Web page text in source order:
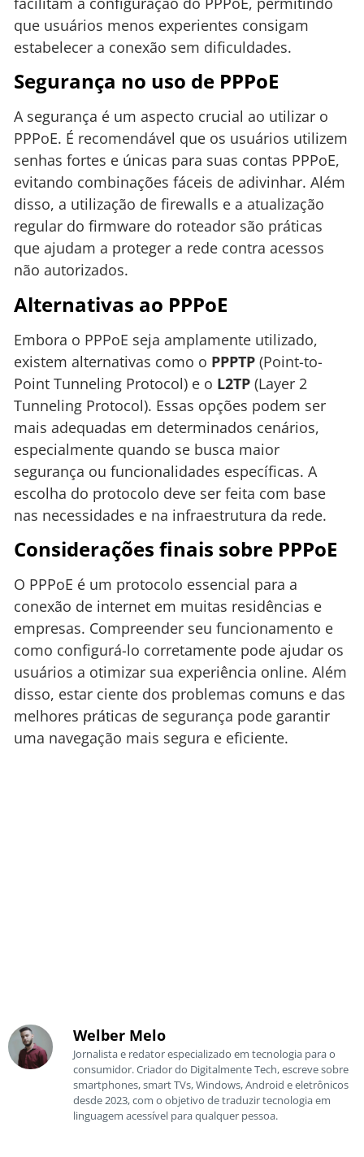
que usuários menos experientes consigam
estabelecer a conexão sem dificuldades.
Segurança no uso de PPPoE
A segurança é um aspecto crucial ao utilizar o
PPPoE. É recomendável que os usuários utilizem
senhas fortes e únicas para suas contas PPPoE,
evitando combinações fáceis de adivinhar. Além
disso, a utilização de firewalls e a atualização
regular do firmware do roteador são práticas
que ajudam a proteger a rede contra acessos
não autorizados.
Alternativas ao PPPoE
Embora o PPPoE seja amplamente utilizado,
existem alternativas como o PPPTP (Point-to-
Point Tunneling Protocol) e o L2TP (Layer 2
Tunneling Protocol). Essas opções podem ser
mais adequadas em determinados cenários,
especialmente quando se busca maior
segurança ou funcionalidades específicas. A
escolha do protocolo deve ser feita com base
nas necessidades e na infraestrutura da rede.
Considerações finais sobre PPPoE
O PPPoE é um protocolo essencial para a
conexão de internet em muitas residências e
empresas. Compreender seu funcionamento e
como configurá-lo corretamente pode ajudar os
usuários a otimizar sua experiência online. Além
disso, estar ciente dos problemas comuns e das
melhores práticas de segurança pode garantir
uma navegação mais segura e eficiente.
Welber Melo
Jornalista e redator especializado em tecnologia para o
consumidor. Criador do Digitalmente Tech, escreve sobre
smartphones, smart TVs, Windows, Android e eletrônicos
desde 2023, com o objetivo de traduzir tecnologia em
linguagem acessível para qualquer pessoa.